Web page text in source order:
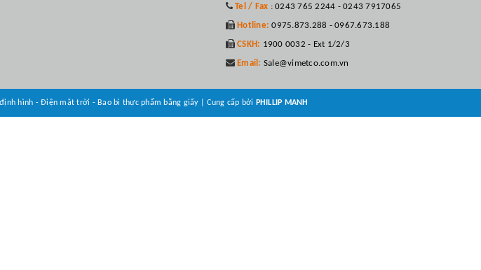
Tel / Fax :0243 765 2244 - 0243 7917065
Hotline: 0975.873.288 - 0967.673.188
CSKH: 1900 0032 - Ext 1/2/3
Email: Sale@vimetco.com.vn
hình - Điện mặt trời - Bao bì thực phẩm bằng giấy Cung cấp bởi PHILLIP MANH